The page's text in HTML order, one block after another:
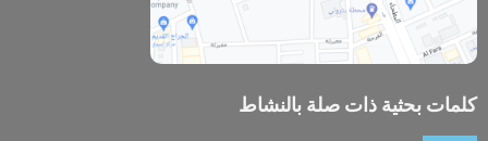
كلمات بحثية ذات صلة بالنشاط